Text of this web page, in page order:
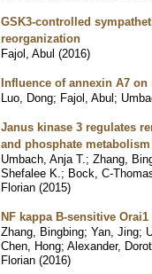
GSK3-controlled
reorganization
Fajol, Abul (2016)
Influence of annexin A7
Luo, Dong; Fajol, Abul;
Janus kinase 3 regulates
and phosphate metabolism
Umbach, Anja T. ; Zhang,
Shefalee K. ; Bock, C-
Florian (2015)
NF kappa B-sensitive
Zhang, Bingbing; Yan, Jing;
Chen, Hong; Alexander,
Florian (2016)